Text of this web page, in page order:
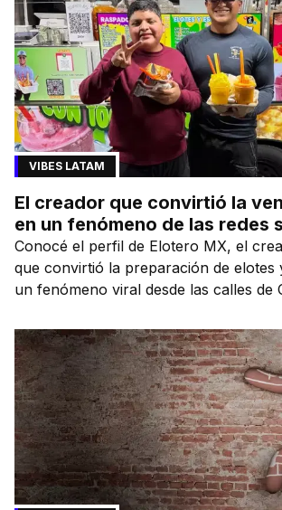
VIBES LATAM
El creador que convirtió la
en un fenómeno de las redes
Conocé el perfil de Elotero MX, el
que convirtió la preparación de elotes
un fenómeno viral desde las calles de